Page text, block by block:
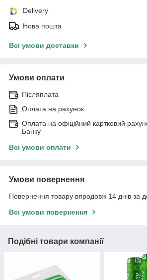
Delivery
Нова пошта
Всі умови доставки
Умови оплати
Післяплата
Оплата на рахунок
Оплата на офіційний картковий
Банку
Всі умови оплати
Умови повернення
Повернення товару впродовж 14 днів за
Всі умови повернення
Подібні товари компанії